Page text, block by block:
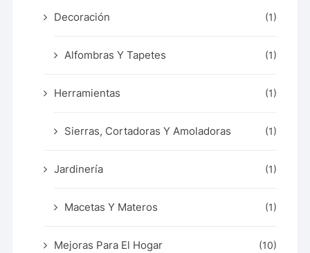
Decoración (1)
Alfombras Y Tapetes (1)
Herramientas (1)
Sierras, Cortadoras Y Amoladoras (1)
Jardinería (1)
Macetas Y Materos (1)
Mejoras Para El Hogar (10)